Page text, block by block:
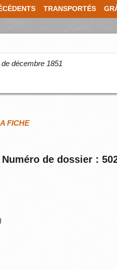
TRANSPORTÉS
décembre 1851
FICHE
de dossier :